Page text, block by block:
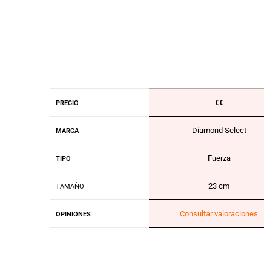
PRECIO €€
MARCA Diamond Select
TIPO Fuerza
TAMAÑO 23 cm
OPINIONES Consultar valoraciones